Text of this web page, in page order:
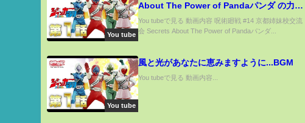
You tube
About The Power of Pandaパンダ の力に
ついての秘密 Jujutsu Kaisen 2021
You tubeで見る 動画内容 呪術廻戦 #14 京都姉妹校交流
会 Secrets About The Power of Pandaパンダ...
You tube
風と光があなたに恵みますように...BGM
You tubeで見る 動画内容...